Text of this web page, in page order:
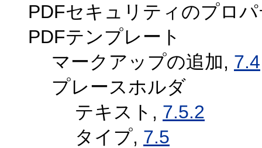
PDFセキュリティのプロ
PDFテンプレート
マークアップの追加, 7.4
プレースホルダ
テキスト, 7.5.2
タイプ, 7.5